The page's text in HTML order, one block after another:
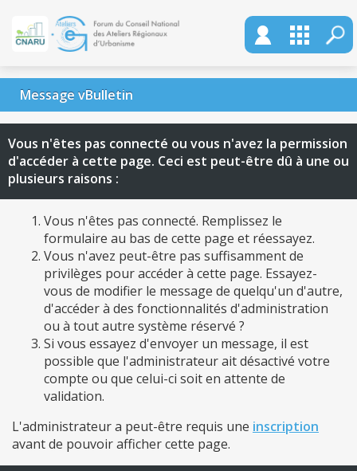
Message vBulletin
Vous n'êtes pas connecté ou vous n'avez la permission
d'accéder à cette page. Ceci est peut-être dû à une ou
plusieurs raisons :
Vous n'êtes pas connecté. Remplissez le
formulaire au bas de cette page et réessayez.
Vous n'avez peut-être pas suffisamment de
privilèges pour accéder à cette page. Essayez-
vous de modifier le message de quelqu'un d'autre,
d'accéder à des fonctionnalités d'administration
ou à tout autre système réservé ?
Si vous essayez d'envoyer un message, il est
possible que l'administrateur ait désactivé votre
compte ou que celui-ci soit en attente de
validation.
L'administrateur a peut-être requis une inscription
avant de pouvoir afficher cette page.